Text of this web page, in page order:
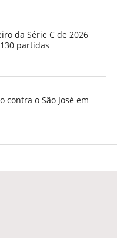
da Série C de 2026
partidas
contra o São José em